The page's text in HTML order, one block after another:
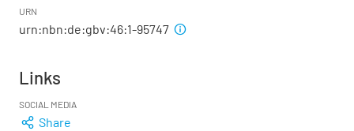
URN
urn:nbn:de:gbv:46:1-95747
Links
SOCIAL MEDIA
Share